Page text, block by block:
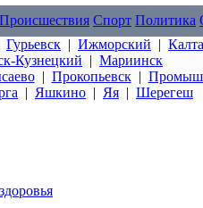
Происшествия Спорт Политика
Гурьевск | Ижморский |
Кузнецкий | Мариинск
| Прокопьевск|
| Яшкино | Яя | Шерегеш